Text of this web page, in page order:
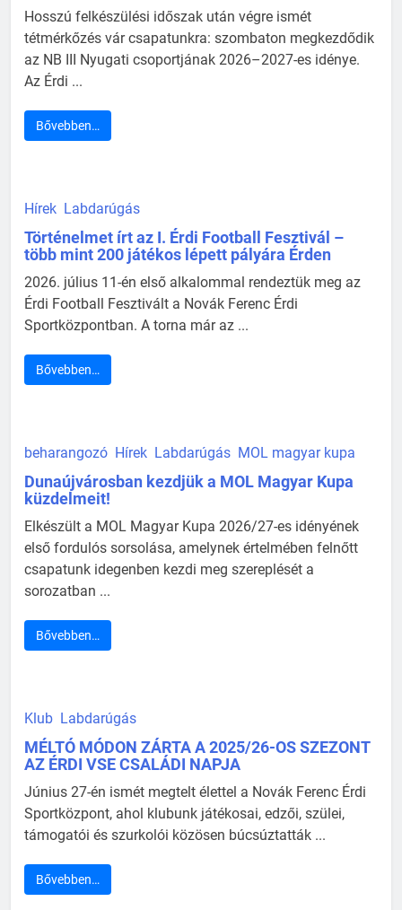
Hosszú felkészülési időszak után végre ismét
tétmérkőzés vár csapatunkra: szombaton megkezdődik
az NB III Nyugati csoportjának 2026–2027-es idénye.
Az Érdi ...
Bővebben…
Hírek Labdarúgás
Történelmet írt az I. Érdi Football Fesztivál –
több mint 200 játékos lépett pályára Érden
2026. július 11-én első alkalommal rendeztük meg az
Érdi Football Fesztivált a Novák Ferenc Érdi
Sportközpontban. A torna már az ...
Bővebben…
beharangozó Hírek Labdarúgás MOL magyar kupa
Dunaújvárosban kezdjük a MOL Magyar Kupa
küzdelmeit!
Elkészült a MOL Magyar Kupa 2026/27-es idényének
első fordulós sorsolása, amelynek értelmében felnőtt
csapatunk idegenben kezdi meg szereplését a
sorozatban ...
Bővebben…
Klub Labdarúgás
MÉLTÓ MÓDON ZÁRTA A 2025/26-OS SZEZONT
AZ ÉRDI VSE CSALÁDI NAPJA
Június 27-én ismét megtelt élettel a Novák Ferenc Érdi
Sportközpont, ahol klubunk játékosai, edzői, szülei,
támogatói és szurkolói közösen búcsúztatták ...
Bővebben…